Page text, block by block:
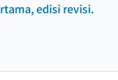
edisi revisi.